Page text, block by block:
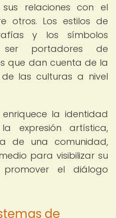
sus relaciones con el
otros. Los estilos de
y los símbolos
ser portadores de
que dan cuenta de la
las culturas a nivel
la identidad
expresión artística,
de una comunidad,
para visibilizar su
el diálogo
de